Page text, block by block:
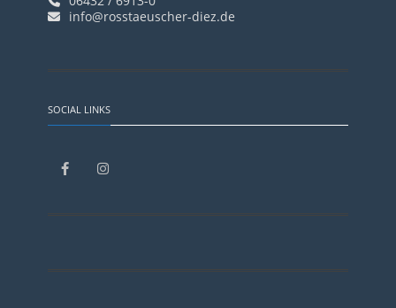
info@rosstaeuscher-diez.de
SOCIAL LINKS